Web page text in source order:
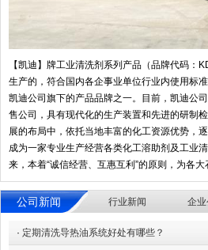
【凯迪】牌工业清洗剂系列产品（品牌代码：
生产的，符合国内各企事业单位行业内使用标
凯迪公司旗下的产品品牌之一。目前，凯迪公
售公司，具有现代化的生产装置和先进的研制
展的布局中，依托当地丰富的化工资源优势，
成为一家专业生产经营各类化工溶助剂及工业
来，本着“诚信经营、互惠互利”的原则，为各大
公司新闻 行业新闻 企
· 定期清洗导热油系统好处有哪些？